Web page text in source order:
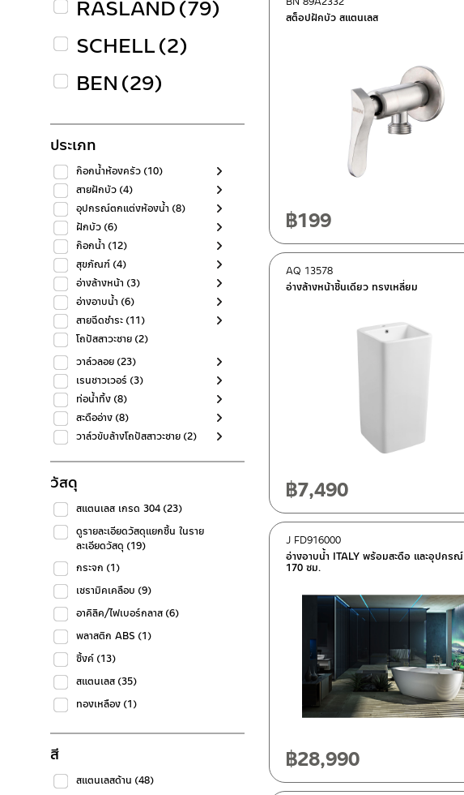
สต็อปฝักบัว สแตนเลส
฿199
อ่างล้างหน้าชิ้นเดียว ทรงเหลี่ยม
AQ 13578
฿7,490
อ่างอาบน้ำ ITALY พร้อมสะดือ และอุปกรณ์
170 ซม.
J FD916000
฿28,990
RASLAND(79)
SCHELL(2)
BEN(29)
ประเภท
ก๊อกน้ำห้องครัว (10)
สายฝักบัว (4)
อุปกรณ์ตกแต่งห้องน้ำ (8)
ฝักบัว (6)
ก๊อกน้ำ (12)
สุขภัณฑ์ (4)
อ่างล้างหน้า (3)
อ่างอาบน้ำ (6)
สายฉีดชำระ (11)
โถปัสสาวะชาย (2)
วาล์วลอย (23)
เรนชาวเวอร์ (3)
ท่อน้ำทิ้ง (8)
สะดืออ่าง (8)
วาล์วขับล้างโถปัสสาวะชาย (2)
วัสดุ
สแตนเลส เกรด 304 (23)
ดูรายละเอียดวัสดุแยกชิ้น ในราย
ละเอียดวัสดุ (19)
กระจก (1)
เซรามิคเคลือบ (9)
อาคิลิค/ไฟเบอร์กลาส (6)
พลาสติก ABS (1)
ซิ้งค์ (13)
สแตนเลส (35)
ทองเหลือง (1)
สี
สแตนเลสด้าน (48)